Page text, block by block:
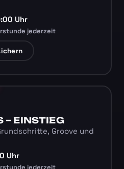
Uhr
jederzeit
– EINSTIEG
Groove und
Uhr
jederzeit